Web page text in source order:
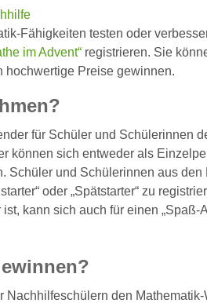
Fähigkeiten testen oder
im Advent“ registrieren. Sie
hochwertige Preise gewinnen.
für Schüler und Schülerinnen
können sich entweder als
Schüler und Schülerinnen aus
oder „Spätstarter“ zu
kann sich auch für einen
Nachhilfeschülern den